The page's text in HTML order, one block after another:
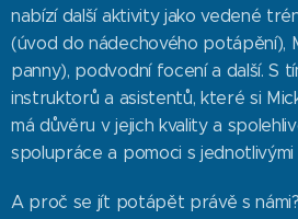
nabízí další aktivity jako vedené
(úvod do nádechového potápění),
panny), podvodní focení a další. S
instruktorů a asistentů, které si
má důvěru v jejich kvality a
spolupráce a pomoci s jednotlivými
A proč se jít potápět právě s námi?